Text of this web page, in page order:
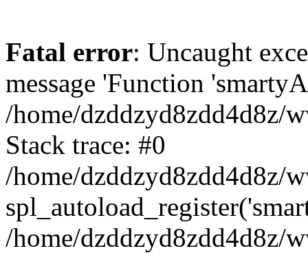
Fatal error: Uncaught
message 'Function
/home/dzddzyd8zdd4d8z/
Stack trace: #0
/home/dzddzyd8zdd4d8z/
/home/dzddzyd8zdd4d8z/